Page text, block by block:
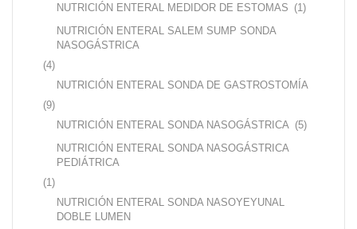
NUTRICIÓN ENTERAL MEDIDOR DE ESTOMAS (1)
NUTRICIÓN ENTERAL SALEM SUMP SONDA
NASOGÁSTRICA
(4)
NUTRICIÓN ENTERAL SONDA DE GASTROSTOMÍA
(9)
NUTRICIÓN ENTERAL SONDA NASOGÁSTRICA (5)
NUTRICIÓN ENTERAL SONDA NASOGÁSTRICA
PEDIÁTRICA
(1)
NUTRICIÓN ENTERAL SONDA NASOYEYUNAL
DOBLE LUMEN